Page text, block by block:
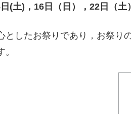
(土)，16日（日），22日（土
としたお祭りであり，お祭り